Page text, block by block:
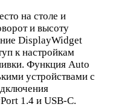
на столе и
и высоту
DisplayWidget
к настройкам
Функция Auto
устройствами с
1.4 и USB-C.